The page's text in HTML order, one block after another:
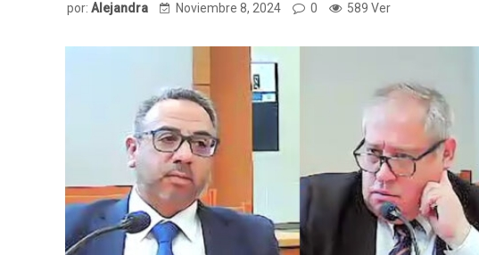
por: Alejandra Noviembre 8, 2024 0 589 Ver